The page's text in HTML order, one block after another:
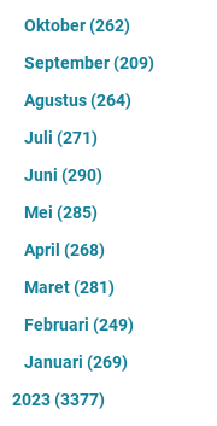
Oktober(262)
September(209)
Agustus(264)
Juli (271)
Juni (290)
Mei (285)
April (268)
Maret(281)
Februari (249)
Januari (269)
2023(3377)